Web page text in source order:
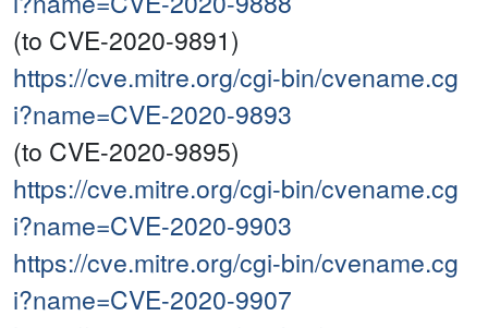
(to CVE-2020-9891)
https://cve.mitre.org/cgi-bin/cvename.cg
i?name=CVE-2020-9893
(to CVE-2020-9895)
https://cve.mitre.org/cgi-bin/cvename.cg
i?name=CVE-2020-9903
https://cve.mitre.org/cgi-bin/cvename.cg
i?name=CVE-2020-9907